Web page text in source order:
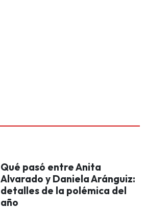
Qué pasó entre Anita
Alvarado y Daniela Aránguiz:
detalles de la polémica del
año